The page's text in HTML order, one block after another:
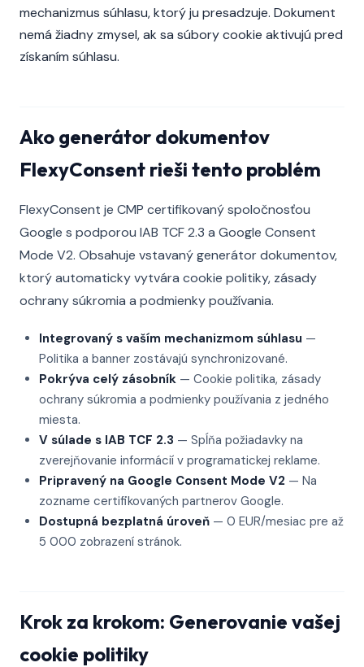
mechanizmus súhlasu, ktorý ju presadzuje. Dokument
nemá žiadny zmysel, ak sa súbory cookie aktivujú pred
získaním súhlasu.
Ako generátor dokumentov
FlexyConsent rieši tento problém
FlexyConsent je CMP certifikovaný spoločnosťou
Google s podporou IAB TCF 2.3 a Google Consent
Mode V2. Obsahuje vstavaný generátor dokumentov,
ktorý automaticky vytvára cookie politiky, zásady
ochrany súkromia a podmienky používania.
Integrovaný s vaším mechanizmom súhlasu —
Politika a banner zostávajú synchronizované.
Pokrýva celý zásobník — Cookie politika, zásady
ochrany súkromia a podmienky používania z jedného
miesta.
V súlade s IAB TCF 2.3 — Spĺňa požiadavky na
zverejňovanie informácií v programatickej reklame.
Pripravený na Google Consent Mode V2 — Na
zozname certifikovaných partnerov Google.
Dostupná bezplatná úroveň — 0 EUR/mesiac pre až
5 000 zobrazení stránok.
Krok za krokom: Generovanie vašej
cookie politiky